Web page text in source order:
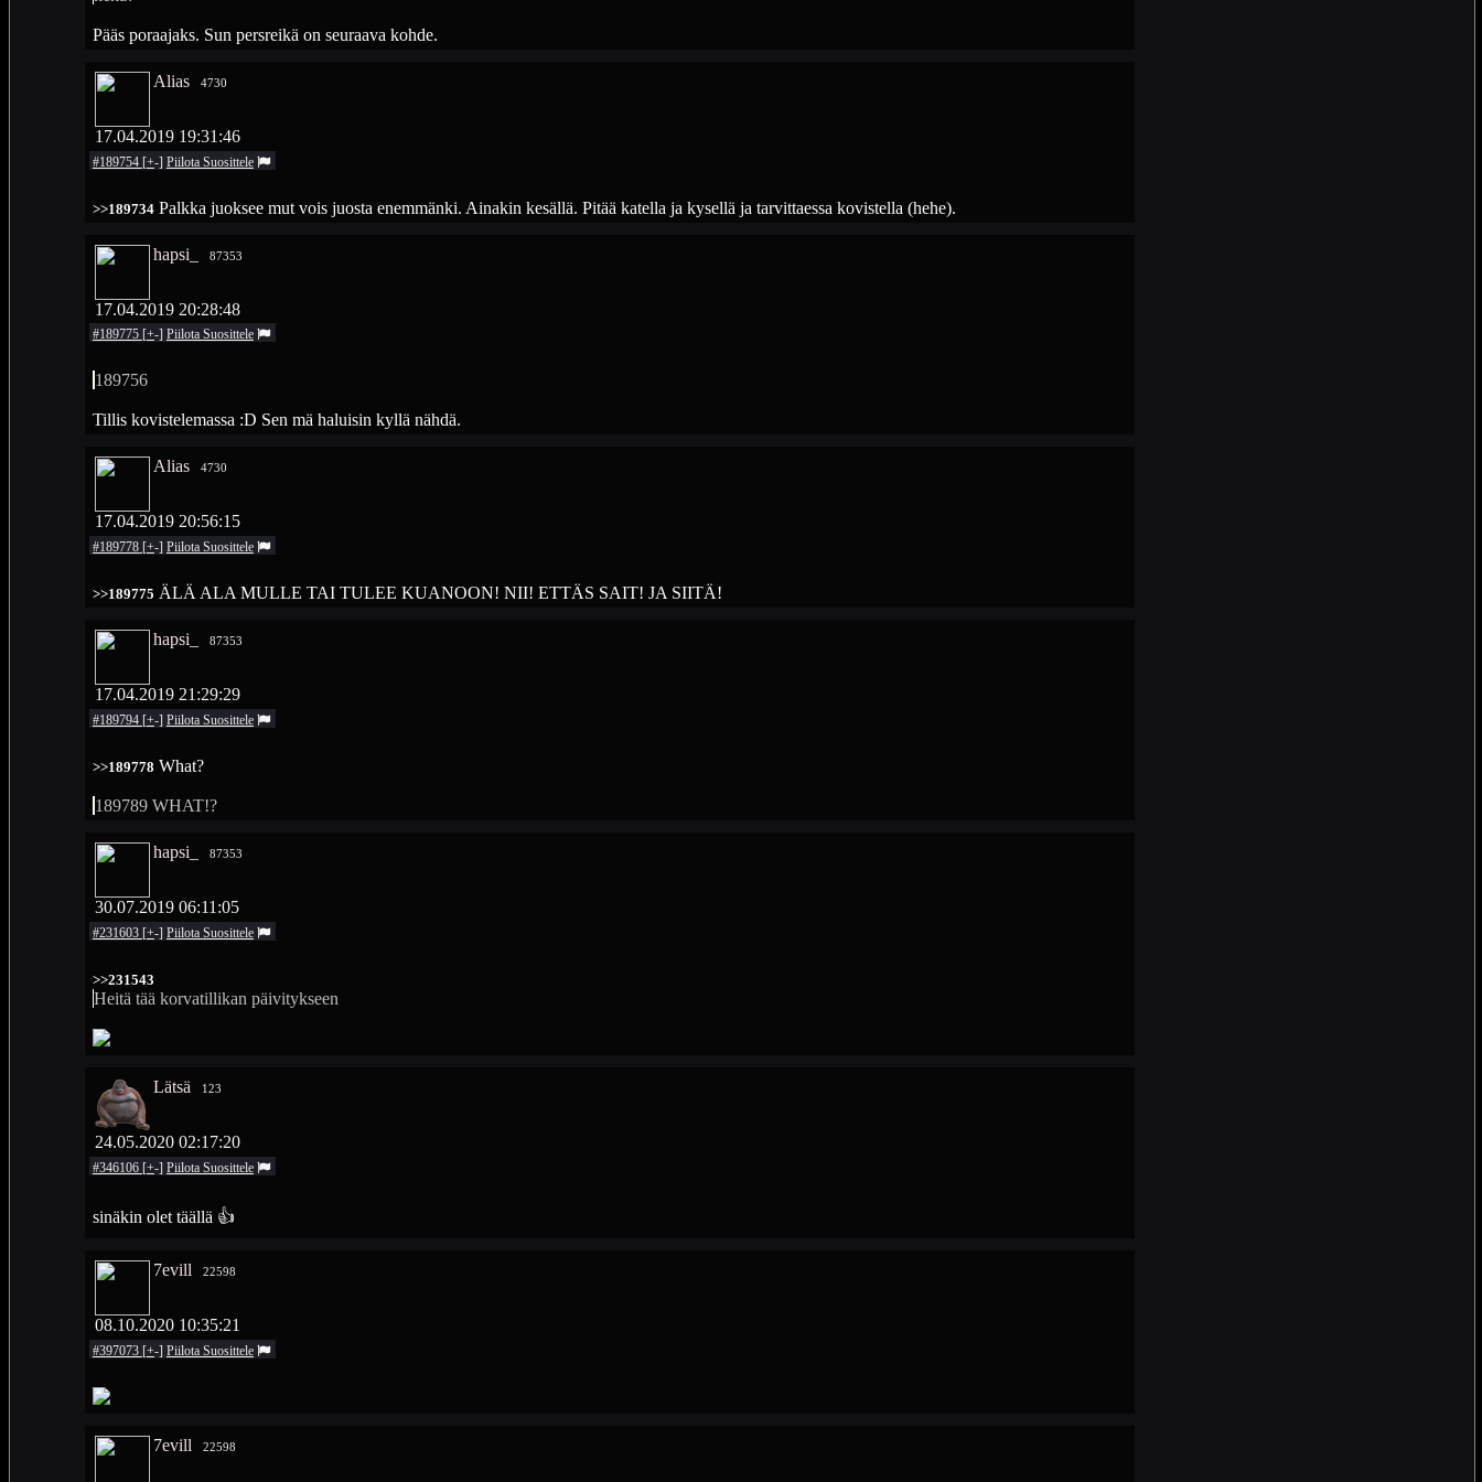
Pääs poraajaks. Sun persreikä on seuraava kohde.
Alias 4730
17.04.2019 19:31:46
#189754 [+-] Piilota Suosittele
>>189734Palkka juoksee mut vois juosta enemmänki. Ainakin kesällä. Pitää katella ja kysellä ja tarvittaessa kovistella (hehe).
hapsi_ 87353
17.04.2019 20:28:48
#189775 [+-] Piilota Suosittele
189756
Tillis kovistelemassa :D Sen mä haluisin kyllä nähdä.
Alias 4730
17.04.2019 20:56:15
#189778 [+-] Piilota Suosittele
>>189775 ÄLÄ ALA MULLE TAI TULEE KUANOON! NII! ETTÄS SAIT! JA SIITÄ!
hapsi_ 87353
17.04.2019 21:29:29
#189794 [+-] Piilota Suosittele
>>189778 What?
189789 WHAT!?
hapsi_ 87353
30.07.2019 06:11:05
#231603 [+-] Piilota Suosittele
>>231543
Heitä tää korvatillikan päivitykseen
Lätsä 123
24.05.2020 02:17:20
#346106 [+-] Piilota Suosittele
sinäkin olet täällä 👍
7evill 22598
08.10.2020 10:35:21
#397073 [+-] Piilota Suosittele
7evill 22598